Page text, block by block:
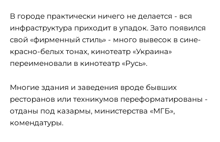
В городе практически ничего не делается - вся
инфраструктура приходит в упадок. Зато появился
свой «фирменный стиль» - много вывесок в сине-
красно-белых тонах, кинотеатр «Украина»
переименовали в кинотеатр «Русь».
Многие здания и заведения вроде бывших
ресторанов или техникумов переформатированы -
отданы под казармы, министерства «МГБ»,
комендатуры.